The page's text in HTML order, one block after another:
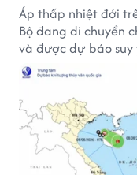
Áp thấp nhiệt đới
Bộ đang di chuyển
và được dự báo